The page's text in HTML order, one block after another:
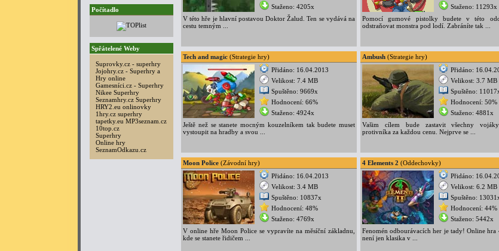
Počítadlo
Spřátelené Weby
Suprovky.cz - superhry
Jojohry.cz - Superhry a
Hry online
Gamesníci.cz - Superhry
Nikee Superhry
Seznamhry.cz Superhry
HRY2.eu onlinovky
1hry.cz superhry
tapetky.eu MP3seznam.cz
10top.cz
Superhry
Online hry
SeznamOdkazu.cz
Staženo: 4205x
V této hře je hlavní postavou Doktor Žalud. Ten se vydává na
cestu temným ...
Staženo: 11293x
Pomocí gumové pistolky budete v této
odstraňovat monstra pod lodí. Zabráníte tak ...
Tech and magic (Strategie hry)
Přidáno: 16.04.2013
Velikost: 7.4 MB
Spuštěno: 9669x
Hodnocení: 66%
Staženo: 4924x
Ještě než se stanete mocným kouzelníkem tak budete muset
vystoupit na hradby a svou ...
Ambush (Strategie hry)
Přidáno:
Velikost: 3.7 MB
Spuštěno:
Hodnocení: 50%
Staženo: 4881x
Vašim cílem bude zastavit všechny
protivníka za každou cenu. Nejprve se ...
Moon Police (Závodní hry)
Přidáno: 16.04.2013
Velikost: 3.4 MB
Spuštěno: 10837x
Hodnocení: 48%
Staženo: 4769x
V online hře Moon Police se vypravíte na měsíční základnu,
kde se stanete řidičem ...
4 Elements 2 (Oddechovky)
Přidáno:
Velikost: 6.2 MB
Spuštěno:
Hodnocení: 44%
Staženo: 5442x
Fenomén odbourávacích her je tady! Online hra
není jen klasika v ...